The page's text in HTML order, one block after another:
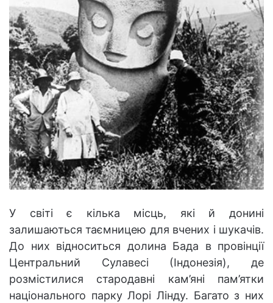
У світі є кілька місць, які й донині
залишаються таємницею для вчених і шукачів.
До них відноситься долина Бада в провінції
Центральний Сулавесі (Індонезія), де
розмістилися стародавні кам’яні пам’ятки
національного парку Лорі Лінду. Багато з них